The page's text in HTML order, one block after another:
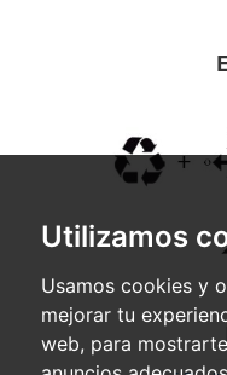
Utilizamos
Usamos cookies y
mejorar tu
web, para